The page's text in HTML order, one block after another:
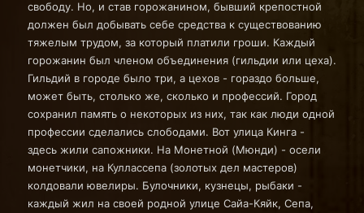
свободу. Но, и став горожанином, бывший крепостной
должен был добывать себе средства к существованию
тяжелым трудом, за который платили гроши. Каждый
горожанин был членом объединения (гильдии или цеха).
Гильдий в городе было три, а цехов - гораздо больше,
может быть, столько же, сколько и профессий. Город
сохранил память о некоторых из них, так как люди одной
профессии сделались слободами. Вот улица Кинга -
здесь жили сапожники. На Монетной (Мюнди) - осели
монетчики, на Куллассепа (золотых дел мастеров)
колдовали ювелиры. Булочники, кузнецы, рыбаки -
каждый жил на своей родной улице Сайа-Кяйк, Сепа,